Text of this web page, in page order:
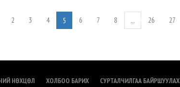
2 3 4 5 6 7 8 ... 26 27
НӨХЦӨЛ ХОЛБОО БАРИХ СУРТАЛЧИЛГАА БАЙРШУУЛАХ